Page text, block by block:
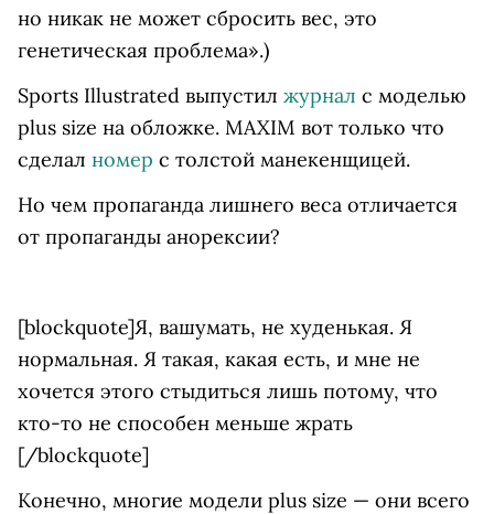
но никак не может сбросить вес, это
генетическая проблема».)
Sports Illustrated выпустил журнал с моделью
plus size на обложке. MAXIM вот только что
сделал номер с толстой манекенщицей.
Но чем пропаганда лишнего веса отличается
от пропаганды анорексии?
[blockquote]Я, вашумать, не худенькая. Я
нормальная. Я такая, какая есть, и мне не
хочется этого стыдиться лишь потому, что
кто-то не способен меньше жрать
[/blockquote]
Конечно, многие модели plus size — они всего